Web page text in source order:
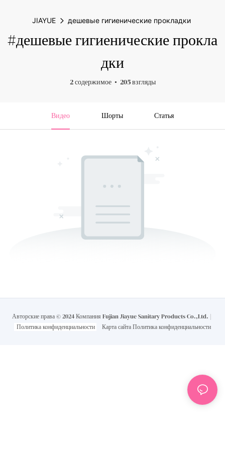
JIAYUE дешевые гигиенические прокладки
#дешевые гигиенические прокла
дки
2 содержимое 205 взгляды
Видео Шорты Статья
Авторские права © 2024 Компания Fujian Jiayue Sanitary Products Co.,Ltd. |
Политика конфиденциальности
Карта сайтаПолитика конфиденциальности